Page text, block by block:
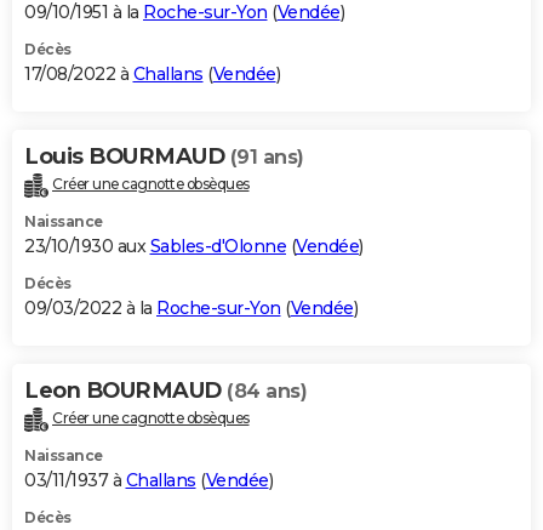
09/10/1951 à la Roche-sur-Yon (Vendée)
Décès
17/08/2022 à Challans (Vendée)
Louis BOURMAUD (91 ans)
Créer une cagnotte obsèques
Naissance
23/10/1930 auxSables-d'Olonne (Vendée)
Décès
09/03/2022 à la Roche-sur-Yon (Vendée)
Leon BOURMAUD (84 ans)
Créer une cagnotte obsèques
Naissance
03/11/1937 à Challans (Vendée)
Décès